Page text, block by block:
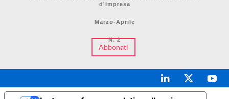
d'impresa
Marzo-Aprile
N. 2
Abbonati